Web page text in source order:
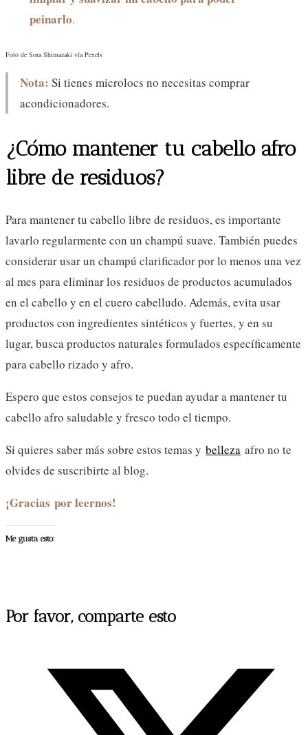
peinarlo.
Foto de Sora Shimazaki vía Pexels
Nota: Si tienes microlocs no necesitas comprar
acondicionadores.
¿Cómo mantener tu cabello afro
libre de residuos?
Para mantener tu cabello libre de residuos, es importante
lavarlo regularmente con un champú suave. También puedes
considerar usar un champú clarificador por lo menos una vez
al mes para eliminar los residuos de productos acumulados
en el cabello y en el cuero cabelludo. Además, evita usar
productos con ingredientes sintéticos y fuertes, y en su
lugar, busca productos naturales formulados específicamente
para cabello rizado y afro.
Espero que estos consejos te puedan ayudar a mantener tu
cabello afro saludable y fresco todo el tiempo.
Si quieres saber más sobre estos temas y belleza afro no te
olvides de suscribirte al blog.
¡Gracias por leernos!
Me gusta esto:
Por favor, comparte estoCompartir
abre